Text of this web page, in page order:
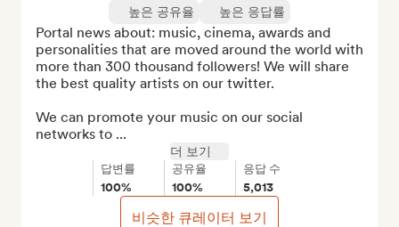
높은 공유율
높은 응답률
Portal news about: music, cinema, awards and
personalities that are moved around the world with
more than 300 thousand followers! We will share
the best quality artists on our twitter.
We can promote your music on our social
networks to ...
더 보기
답변률
100%
공유율
100%
응답 수
5,013
비슷한 큐레이터 보기